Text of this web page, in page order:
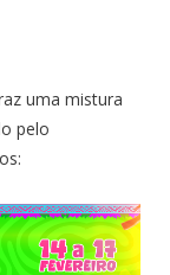
uma mistura
pelo